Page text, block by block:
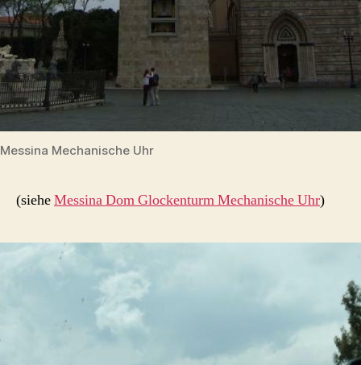
Messina Mechanische Uhr
(sieheMessina Dom Glockenturm Mechanische Uhr)